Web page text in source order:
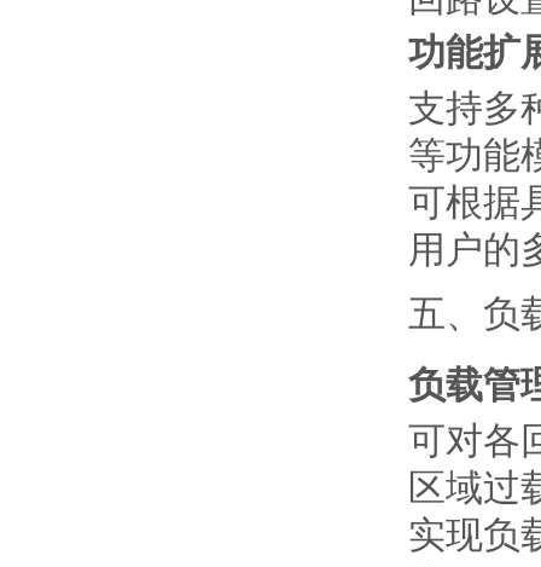
功能扩
支持多
等功能
可根据
用户的
五、负
负载管
可对各
区域过
实现负